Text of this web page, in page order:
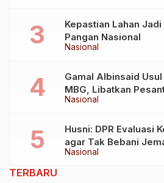
Nasional
Kepastian Lahan Jadi
Pangan Nasional
Nasional
Gamal Albinsaid
MBG, Libatkan
Sosial
Nasional
Husni: DPR Evaluasi
agar Tak Bebani
TERBARU